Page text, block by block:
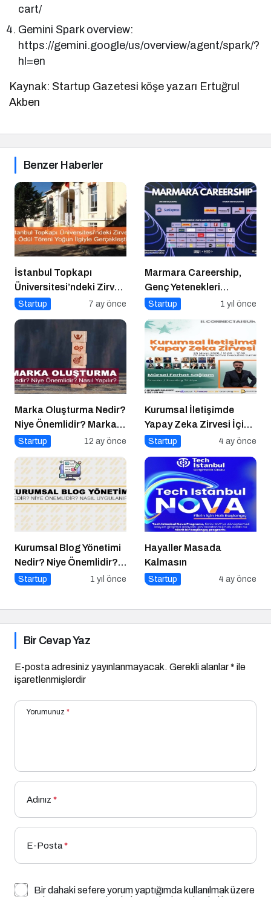
cart/
Gemini Spark overview:
https://gemini.google/us/overview/agent/spark/?
hl=en
Kaynak: Startup Gazetesi köşe yazarı Ertuğrul
Akben
Benzer Haberler
İstanbul Topkapı
Üniversitesi’ndeki Zirve
ve Ödül Töreni Yoğun
Startup 7 ay önce
Marmara Careership,
Genç Yetenekleri
Geleceğin İş Dünyasıyla
Startup 1 yıl önce
Marka Oluşturma Nedir?
Niye Önemlidir? Marka
Oluşturma Nasıl Yapılır?
Startup 12 ay önce
Kurumsal İletişimde
Yapay Zeka Zirvesi İçin
Geri Sayım!
Startup 4 ay önce
Kurumsal Blog Yönetimi
Nedir? Niye Önemlidir?
Kurumsal Blog Yönetimi
Startup 1 yıl önce
Hayaller Masada
Kalmasın
Startup 4 ay önce
Bir Cevap Yaz
E-posta adresiniz yayınlanmayacak. Gerekli alanlar* ile
işaretlenmişlerdir
Yorumunuz *
Adınız *
E-Posta*
Bir dahaki sefere yorum yaptığımda kullanılmak üzere